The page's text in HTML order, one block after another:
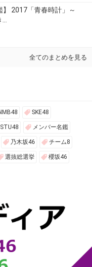
】 2017「青春時計」～
全てのまとめを見る
SKE48
STU48 メンバー名鑑
乃木坂46 チーム8
選抜総選挙 櫻坂46